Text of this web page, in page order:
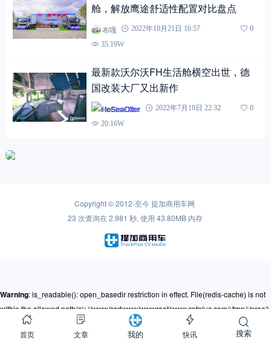
舱，解放鹰途舒适性配置对比盘点
布嘎 2022年10月21日 16:57
0
35.19W
最新款沃尔沃FH生活舱横空出世，德
国改装大厂又出新作
HeSeaOtter 2022年7月10日 22:32
0
20.16W
Copyright © 2012-至今提加商用车网
23 次查询在 2.981 秒, 使用 43.80MB 内存
首页 文章 我的 快讯 搜索
Warning: is_readable(): open_basedir restriction in effect. File(redis-cache) is not
within the allowed path(s): (/www/ssdwww/wwwroot/www.cntplus.com/:/tmp/:/proc/)
/www/ssdwww/wwwroot/www.cntplus.com/wp-content/themes/mnews-
pro/Framework/Helpers/common.function.php
on line237